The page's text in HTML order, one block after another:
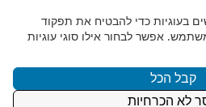
במרחק דקות הליכה ספורות
מהלוקיישנים האייקוניים ביותר בעיר, מציעה Rozio
בעוגיות כדי להבטיח את תפקוד
אפשר לבחור אילו סוגי עוגיות
קבל הכל
לא הכרחיות